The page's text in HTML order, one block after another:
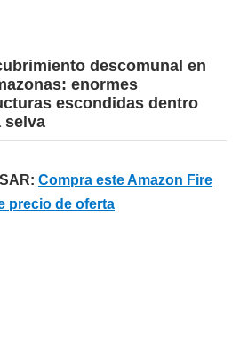
descomunal en
enormes
escondidas dentro
selva
Compra este Amazon Fire
precio de oferta